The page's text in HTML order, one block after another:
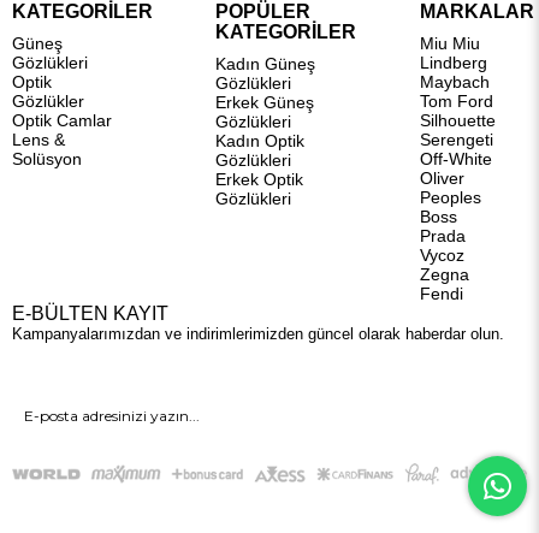
KATEGORİLER
Güneş
Gözlükleri
Optik
Gözlükler
Optik Camlar
Lens &
Solüsyon
POPÜLER
KATEGORİLER
Kadın Güneş
Gözlükleri
Erkek Güneş
Gözlükleri
Kadın Optik
Gözlükleri
Erkek Optik
Gözlükleri
MARKALAR
Miu Miu
Lindberg
Maybach
Tom Ford
Silhouette
Serengeti
Off-White
Oliver
Peoples
Boss
Prada
Vycoz
Zegna
Fendi
E-BÜLTEN KAYIT
Kampanyalarımızdan ve indirimlerimizden güncel olarak haberdar olun.
GÖNDER